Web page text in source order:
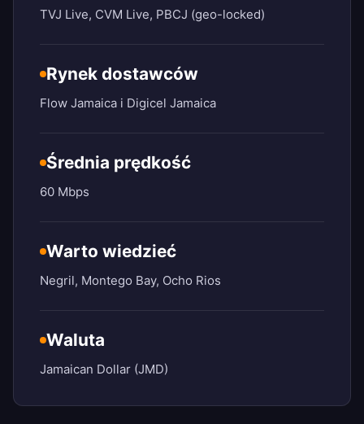
TVJ Live, CVM Live, PBCJ (geo-locked)
Rynek dostawców
Flow Jamaica i Digicel Jamaica
Średnia prędkość
60 Mbps
Warto wiedzieć
Negril, Montego Bay, Ocho Rios
Waluta
Jamaican Dollar (JMD)